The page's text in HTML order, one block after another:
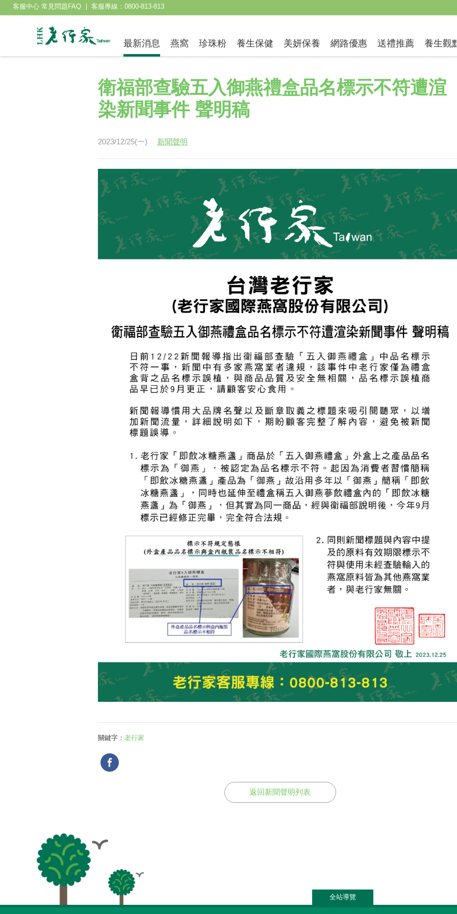
衛福部查驗五入御燕禮盒品名標示不符遭渲
染新聞事件 聲明稿
2023/12/25(一) 新聞聲明
關鍵字： 老行家
返回新聞聲明列表
全站導覽
最新消息 燕窩 珍珠粉 養生保健 美妍保養 網路優惠 送禮推薦 養生觀
客服中心 常見問題FAQ 客服專線：0800-813-813